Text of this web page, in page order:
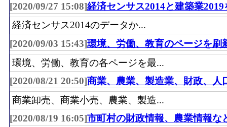
[2020/09/27 15:08]経済センサス2014と建築業2019
経済センサス2014のデータか...
[2020/09/03 15:43]環境、労働、教育のページを刷
環境、労働、教育の各ページを最...
[2020/08/21 20:50]商業、農業、製造業、財政、人
商業卸売、商業小売、農業、製造...
[2020/08/19 16:05]市町村の財政情報、農業情報な